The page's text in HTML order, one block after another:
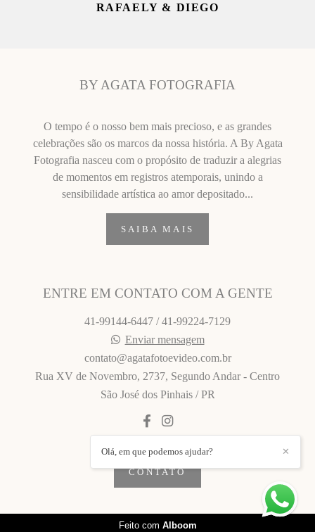
RAFAELY & DIEGO
BY AGATA FOTOGRAFIA
O tempo é o nosso bem mais precioso, e as grandes
celebrações são os marcos da nossa história. A By Agata
Fotografia nasceu com o propósito de traduzir a alegrias
de momentos em registros atemporais, unindo a
sensibilidade artística ao amor depositado...
SAIBA MAIS
ENTRE EM CONTATO COM A GENTE
41-99144-6447 / 41-99224-7129
Enviar mensagem
contato@agatafotoevideo.com.br
Rua XV de Novembro, 2737, Segundo Andar - Centro
São José dos Pinhais / PR
CONTATO
✕
Olá, em que podemos ajudar?
Feito com Alboom